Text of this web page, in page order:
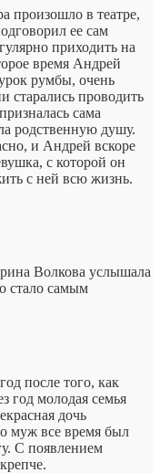
произошло в театре,
ее сам
приходить на
время Андрей
румбы, очень
старались проводить
сама
родственную душу.
и Андрей вскоре
с которой он
с ней всю жизнь.
Волкова услышала
стало самым
после того, как
год молодая семья
дочь
муж все время был
С появлением